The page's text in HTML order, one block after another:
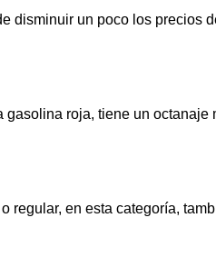
disminuir un poco los precios
roja, tiene un octanaje
regular, en esta categoría,